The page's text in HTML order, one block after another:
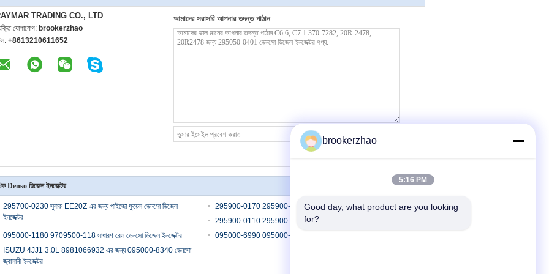
TRADING CO., LTD
যোগাযোগ: brookerzhao
+8613210611652
আমাদের সরাসরি আপনার তদন্ত পাঠান
Denso ডিজেল ইনজেক্টর
295700-0230 সুবারু EE20Z এর জন্য পাইজো ফুয়েল ডেনসো ডিজেল
ইনজেক্টর
295900-0170 295900-0420 টয়োটার জন্য ডেনসো পাইজো ইনজেক্টর
295900-0110 295900-0010 ডেনসো জেনুইন পাইজো ফুয়েল ইনজেক্টর
095000-1180 9709500-118 সাধারণ রেল ডেনসো ডিজেল ইনজেক্টর
095000-6990 095000-6991 ডেনসো ডিজেল জ্বালানী ইনজেক্টর
ISUZU 4JJ1 3.0L 8981066932 এর জন্য 095000-8340 ডেনসো
জ্বালানী ইনজেক্টর
brookerzhao
5:16 PM
Good day, what product are you looking
for?